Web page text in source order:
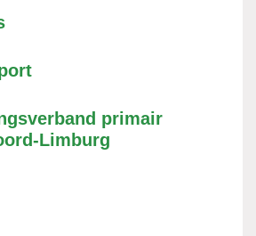
primair
Limburg